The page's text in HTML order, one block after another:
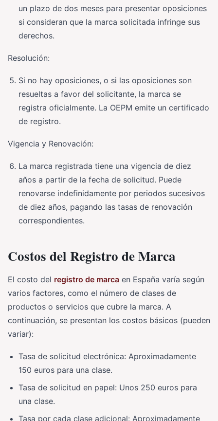
un plazo de dos meses para presentar oposiciones
si consideran que la marca solicitada infringe sus
derechos.
Resolución:
Si no hay oposiciones, o si las oposiciones son
resueltas a favor del solicitante, la marca se
registra oficialmente. La OEPM emite un certificado
de registro.
Vigencia y Renovación:
La marca registrada tiene una vigencia de diez
años a partir de la fecha de solicitud. Puede
renovarse indefinidamente por periodos sucesivos
de diez años, pagando las tasas de renovación
correspondientes.
Costos del Registro de Marca
El costo del registro de marca en España varía según
varios factores, como el número de clases de
productos o servicios que cubre la marca. A
continuación, se presentan los costos básicos (pueden
variar):
Tasa de solicitud electrónica: Aproximadamente
150 euros para una clase.
Tasa de solicitud en papel: Unos 250 euros para
una clase.
Tasa por cada clase adicional: Aproximadamente